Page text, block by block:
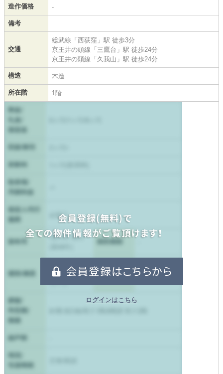
造作価格 -
備考
交通
総武線 「 西荻窪 」駅 徒歩3分
京王井の頭線 「 三鷹台 」駅 徒歩24分
京王井の頭線 「 久我山 」駅 徒歩24分
構造 木造
所在階 1階
ログインはこちら